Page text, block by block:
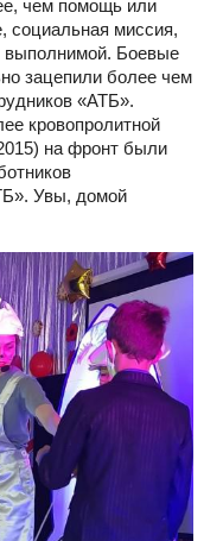
чем помощь или
социальная миссия,
выполнимой. Боевые
зацепили более чем
«АТБ».
кровопролитной
на фронт были
Увы, домой